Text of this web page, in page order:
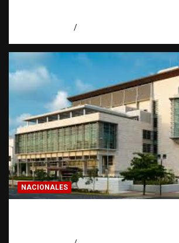
NACIONALES